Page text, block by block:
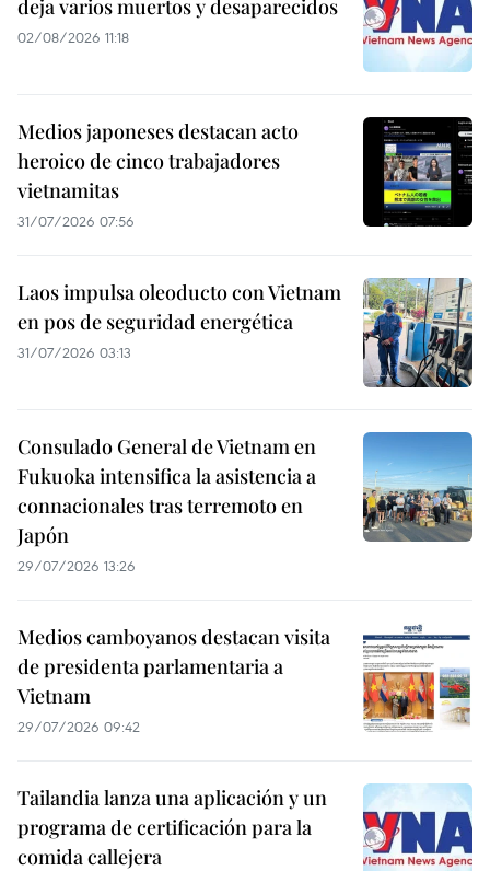
deja varios muertos y desaparecidos
02/08/2026 11:18
Medios japoneses destacan acto
heroico de cinco trabajadores
vietnamitas
31/07/2026 07:56
Laos impulsa oleoducto con Vietnam
en pos de seguridad energética
31/07/2026 03:13
Consulado General de Vietnam en
Fukuoka intensifica la asistencia a
connacionales tras terremoto en
Japón
29/07/2026 13:26
Medios camboyanos destacan visita
de presidenta parlamentaria a
Vietnam
29/07/2026 09:42
Tailandia lanza una aplicación y un
programa de certificación para la
comida callejera